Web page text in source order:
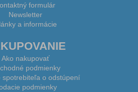
formulár
Newsletter
a informácie
Ako nakupovať
podmienky
spotrebiteľa o odstúpení
podmienky